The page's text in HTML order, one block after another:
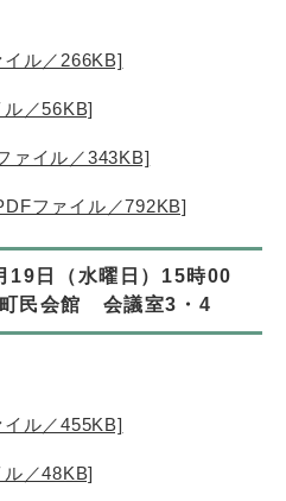
ル／266KB]
／56KB]
ァイル／343KB]
ファイル／792KB]
日（水曜日）15時00
民会館 会議室3・4
ル／455KB]
／48KB]